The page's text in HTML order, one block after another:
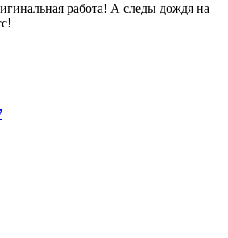
работа! А следы дождя на